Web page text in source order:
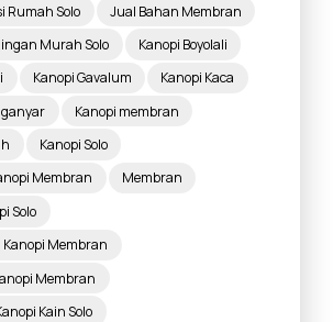
Rumah Solo
Jual Bahan Membran
Murah Solo
Kanopi Boyolali
Kanopi Gavalum
Kanopi Kaca
Kanopi membran
Kanopi Solo
Membran
Membran
Solo
Membran
Membran
Kain Solo